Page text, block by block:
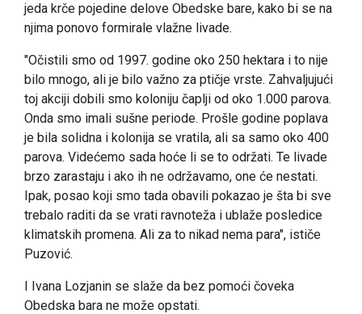
jeda krče pojedine delove Obedske bare, kako bi se na
njima ponovo formirale vlažne livade.
"Očistili smo od 1997. godine oko 250 hektara i to nije
bilo mnogo, ali je bilo važno za ptičje vrste. Zahvaljujući
toj akciji dobili smo koloniju čaplji od oko 1.000 parova.
Onda smo imali sušne periode. Prošle godine poplava
je bila solidna i kolonija se vratila, ali sa samo oko 400
parova. Videćemo sada hoće li se to održati. Te livade
brzo zarastaju i ako ih ne održavamo, one će nestati.
Ipak, posao koji smo tada obavili pokazao je šta bi sve
trebalo raditi da se vrati ravnoteža i ublaže posledice
klimatskih promena. Ali za to nikad nema para", ističe
Puzović.
I Ivana Lozjanin se slaže da bez pomoći čoveka
Obedska bara ne može opstati.